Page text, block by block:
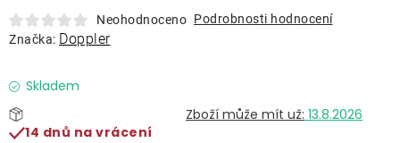
Doplňky
Deštníky
Gastro produkty
Neohodnoceno Podrobnosti hodnocení
Značka: Doppler
Skladem
13.8.2026
14 dnů na vrácení